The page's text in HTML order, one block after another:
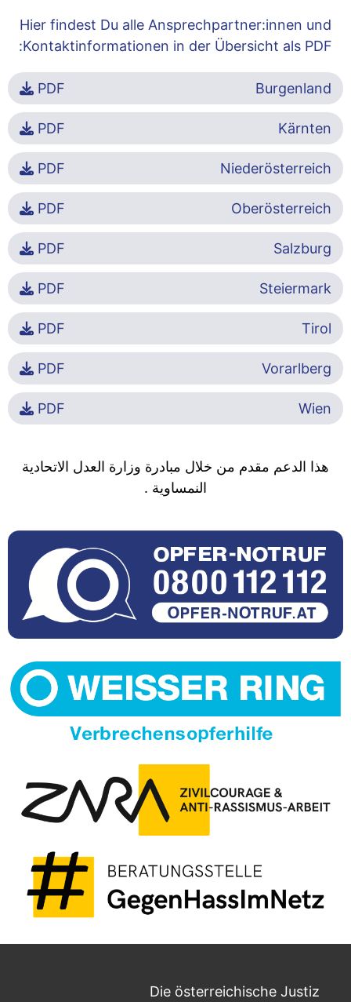
Hier findest Du alle Ansprechpartner:innen und
Kontaktinformationen in der Übersicht als PDF:
Burgenland
PDF
Kärnten
PDF
Niederösterreich
PDF
Oberösterreich
PDF
Salzburg
PDF
Steiermark
PDF
Tirol
PDF
Vorarlberg
PDF
Wien
PDF
هذا الدعم مقدم من خلال مبادرة وزارة العدل الاتحادية
النمساوية .
Die österreichische Justiz